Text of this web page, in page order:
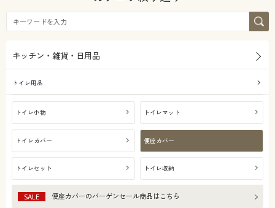
キッチン・雑貨・日用品
トイレ用品
トイレ小物 トイレマット
トイレカバー 便座カバー
トイレセット トイレ収納
SALE 便座カバーのバーゲンセール商品はこちら